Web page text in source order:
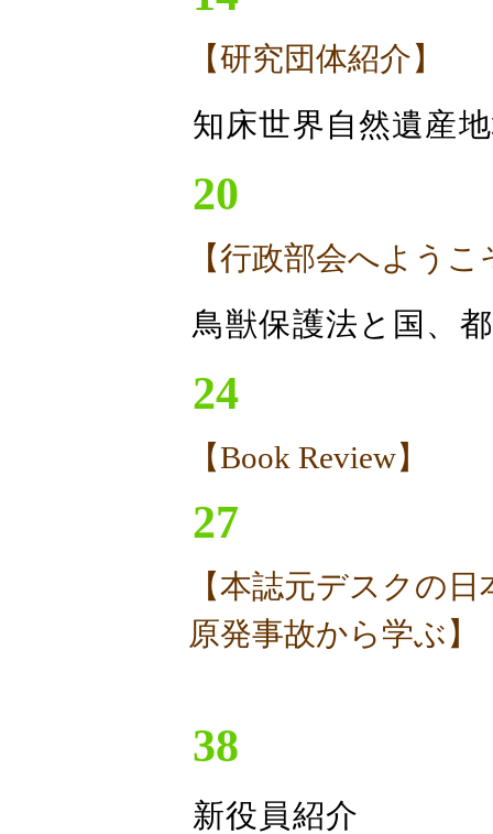
【研究団体紹介】
知床世界自然遺産
20
【行政部会へようこ
鳥獣保護法と国、
24
【Book Review】
27
【本誌元デスクの
原発事故から学ぶ】
38
新役員紹介